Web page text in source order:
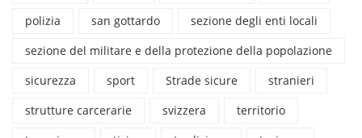
polizia
san gottardo
sezione degli enti locali
sezione del militare e della protezione della popolazione
sicurezza
sport Strade sicure
stranieri
strutture carcerarie
svizzera
territorio